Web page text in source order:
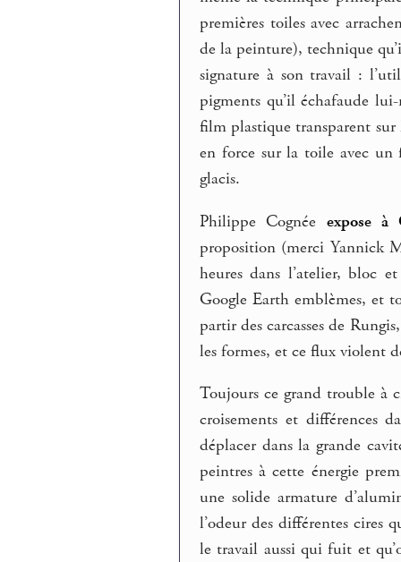
premières toiles avec
de la peinture), technique
signature à son travail :
pigments qu’il échafaude
film plastique transparent sur
en force sur la toile avec un
glacis.
Philippe Cognée expose à
proposition (merci Yannick
heures dans l’atelier, bloc
Google Earth emblèmes, et
partir des carcasses de
les formes, et ce flux violent
Toujours ce grand trouble à
croisements et différences
déplacer dans la grande
peintres à cette énergie
une solide armature
l’odeur des différentes cires
le travail aussi qui fuit et